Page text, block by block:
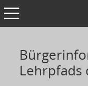
Toggle navigation
Lehrpfads